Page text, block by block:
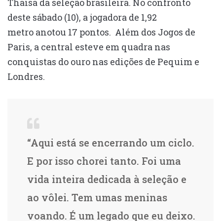
Thaisa da seleção brasileira. No confronto
deste sábado (10), a jogadora de 1,92
metro anotou 17 pontos. Além dos Jogos de
Paris, a central esteve em quadra nas
conquistas do ouro nas edições de Pequim e
Londres.
“Aqui está se encerrando um ciclo.
E por isso chorei tanto. Foi uma
vida inteira dedicada à seleção e
ao vôlei. Tem umas meninas
voando. É um legado que eu deixo.